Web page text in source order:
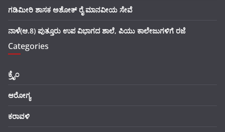
ಗಡಿಮೀರಿ ಶಾಸಕ ಅಶೋಕ್ ರೈ ಮಾನವೀಯ ಸೇವೆ
ನಾಳೆ(ಆ.8) ಪುತ್ತೂರು ಉಪ ವಿಭಾಗದ ಶಾಲೆ, ಪಿಯು ಕಾಲೇಜುಗಳಿಗೆ ರಜೆ
Categories
ಕ್ರೈಂ
ಆರೋಗ್ಯ
ಕರಾವಳಿ